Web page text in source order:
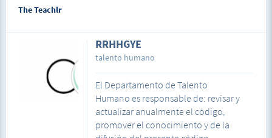
The Teachlr
RRHHGYE
talento humano
El Departamento de Talento
Humano es responsable de: revisar y
actualizar anualmente el código,
promover el conocimiento y de la